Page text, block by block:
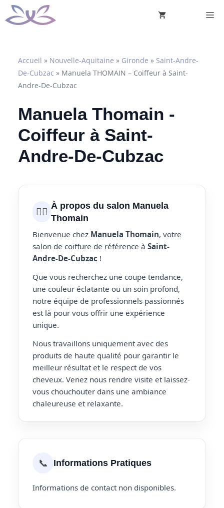
Aller
au
Accueil » Nouvelle-Aquitaine » Gironde » Saint-Andre-
De-Cubzac » Manuela THOMAIN – Coiffeur à Saint-
Andre-De-Cubzac
Manuela Thomain -
Coiffeur à Saint-
Andre-De-Cubzac
💇‍♀️ À propos du salon Manuela
Thomain
Bienvenue chez Manuela Thomain, votre
salon de coiffure de référence à Saint-
Andre-De-Cubzac !
Que vous recherchez une coupe tendance,
une couleur éclatante ou un soin profond,
notre équipe de professionnels passionnés
est là pour vous offrir une expérience
unique.
Nous travaillons uniquement avec des
produits de haute qualité pour garantir le
meilleur résultat et le respect de vos
cheveux. Venez nous rendre visite et laissez-
vous chouchouter dans une ambiance
chaleureuse et relaxante.
📞 Informations Pratiques
Informations de contact non disponibles.